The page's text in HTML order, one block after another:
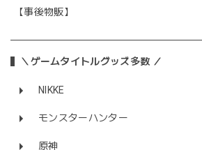
【事後物販】
＼ゲームタイトルグッズ多数 ／
NIKKE
モンスターハンター
原神